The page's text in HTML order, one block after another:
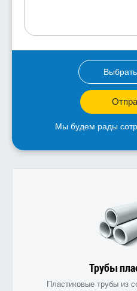
Мы будем рады
Трубы
Пластиковые трубы из